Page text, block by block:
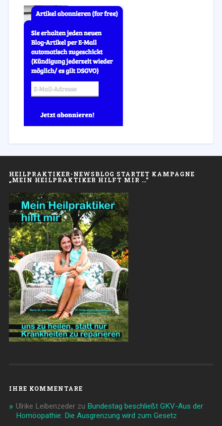
HEILPRAKTIKER-NEWSBLOG STARTET KAMPAGNE
„MEIN HEILPRAKTIKER HILFT MIR …“
IHRE KOMMENTARE
Ulrike Leibenzederzu Bundestag beschließt GKV-Aus der
Homöopathie: Die Ausgrenzung wird zum Gesetz